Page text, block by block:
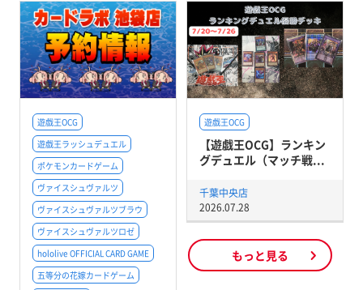
遊戯王OCG
【遊戯王OCG】ランキン
グデュエル（マッチ戦...
千葉中央店
2026.07.28
遊戯王OCG
遊戯王ラッシュデュエル
ポケモンカードゲーム
ヴァイスシュヴァルツ
ヴァイスシュヴァルツブラウ
ヴァイスシュヴァルツロゼ
hololive OFFICIAL CARD GAME
五等分の花嫁カードゲーム
もっと見る